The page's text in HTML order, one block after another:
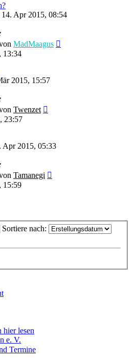
Apr 2015, 08:54
MadMaagus
13:34
2015, 15:57
Twenzet
23:57
Apr 2015, 05:33
Tamanegi
15:59
Sortiere nach:
hier lesen
e. V.
Termine